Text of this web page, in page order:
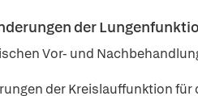
der
Vor- und
der Kreislauffunktion für